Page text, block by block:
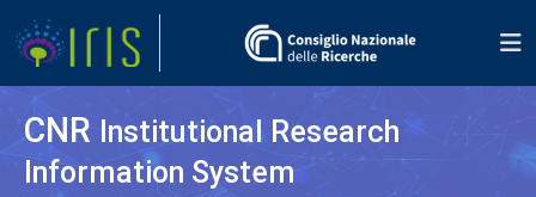
CNR Institutional Research
Information System